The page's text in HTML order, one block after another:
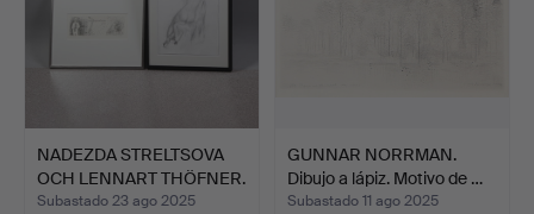
NADEZDA STRELTSOVA
OCH LENNART THÖFNER.
Di…
Subastado 23 ago 2025
GUNNAR NORRMAN.
Dibujo a lápiz. Motivo de …
Subastado 11 ago 2025